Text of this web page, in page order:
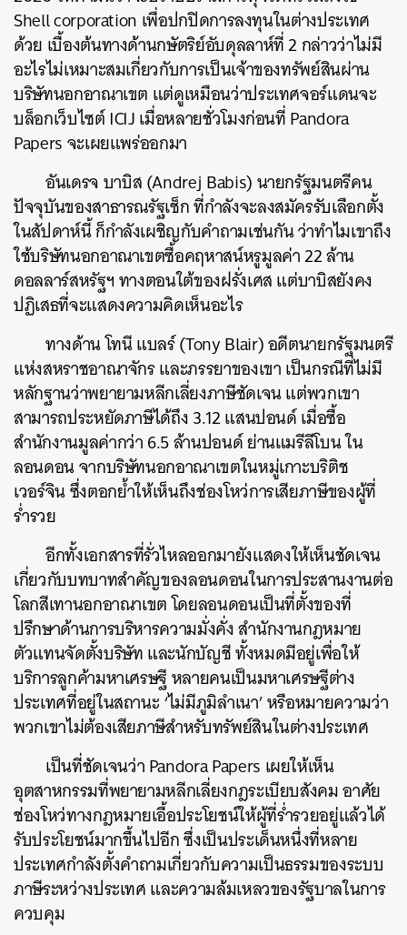
Shell corporation เพื่อปกปิดการลงทุนในต่างประเทศ
ด้วย เบื้องต้นทางด้านกษัตริย์อับดุลลาห์ที่ 2 กล่าวว่าไม่มี
อะไรไม่เหมาะสมเกี่ยวกับการเป็นเจ้าของทรัพย์สินผ่าน
บริษัทนอกอาณาเขต แต่ดูเหมือนว่าประเทศจอร์แดนจะ
บล็อกเว็บไซต์ ICIJ เมื่อหลายชั่วโมงก่อนที่ Pandora
Papers จะเผยแพร่ออกมา
อันเดรจ บาบิส (Andrej Babis) นายกรัฐมนตรีคน
ปัจจุบันของสาธารณรัฐเช็ก ที่กำลังจะลงสมัครรับเลือกตั้ง
ในสัปดาห์นี้ ก็กำลังเผชิญกับคำถามเช่นกัน ว่าทำไมเขาถึง
ใช้บริษัทนอกอาณาเขตซื้อคฤหาสน์หรูมูลค่า 22 ล้าน
ดอลลาร์สหรัฐฯ ทางตอนใต้ของฝรั่งเศส แต่บาบิสยังคง
ปฏิเสธที่จะแสดงความคิดเห็นอะไร
ทางด้าน โทนี แบลร์ (Tony Blair) อดีตนายกรัฐมนตรี
แห่งสหราชอาณาจักร และภรรยาของเขา เป็นกรณีที่ไม่มี
หลักฐานว่าพยายามหลีกเลี่ยงภาษีชัดเจน แต่พวกเขา
สามารถประหยัดภาษีได้ถึง 3.12 แสนปอนด์ เมื่อซื้อ
สำนักงานมูลค่ากว่า 6.5 ล้านปอนด์ ย่านแมรีลีโบน ใน
ลอนดอน จากบริษัทนอกอาณาเขตในหมู่เกาะบริติช
เวอร์จิน ซึ่งตอกย้ำให้เห็นถึงช่องโหว่การเสียภาษีของผู้ที่
ร่ำรวย
อีกทั้งเอกสารที่รั่วไหลออกมายังแสดงให้เห็นชัดเจน
เกี่ยวกับบทบาทสำคัญของลอนดอนในการประสานงานต่อ
โลกสีเทานอกอาณาเขต โดยลอนดอนเป็นที่ตั้งของที่
ปรึกษาด้านการบริหารความมั่งคั่ง สำนักงานกฎหมาย
ตัวแทนจัดตั้งบริษัท และนักบัญชี ทั้งหมดมีอยู่เพื่อให้
บริการลูกค้ามหาเศรษฐี หลายคนเป็นมหาเศรษฐีต่าง
ประเทศที่อยู่ในสถานะ ‘ไม่มีภูมิลำเนา’ หรือหมายความว่า
พวกเขาไม่ต้องเสียภาษีสำหรับทรัพย์สินในต่างประเทศ
เป็นที่ชัดเจนว่า Pandora Papers เผยให้เห็น
อุตสาหกรรมที่พยายามหลีกเลี่ยงกฎระเบียบสังคม อาศัย
ช่องโหว่ทางกฎหมายเอื้อประโยชน์ให้ผู้ที่ร่ำรวยอยู่แล้วได้
รับประโยชน์มากขึ้นไปอีก ซึ่งเป็นประเด็นหนึ่งที่หลาย
ประเทศกำลังตั้งคำถามเกี่ยวกับความเป็นธรรมของระบบ
ภาษีระหว่างประเทศ และความล้มเหลวของรัฐบาลในการ
ควบคุม
SHARE TWEET LINE EMAIL